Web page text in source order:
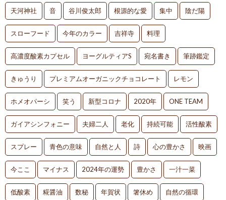
天河神社 音 谷川俊太郎 根源的な愛 集中 陰だ陽
スローフード 今年のカラー 吉祥寺 料理
高濃度酸素カプセル ヨーグルティアS 宛名書き 筆跡鑑定
きゅうり プレミアムオーガニックチョコレート レモン
ホメオパーシ 笑う 新型コロナ 2020年 ONE TEAM
ガイアシンフォニー 夫婦二人 老化 持続可能 活性酸素
スプレー 青色の意味 自然と人 詩 心の豊かさ 映画
今ここ マイナス 2024年の運勢 豊かさ 一汁一菜
低酸素 糀醤油 数秘 年賀状 箸休め 自然の循環